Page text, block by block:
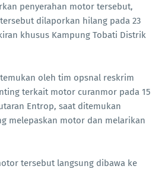
penyerahan motor tersebut,
dilaporkan hilang pada 23
khusus Kampung Tobati Distrik
oleh tim opsnal reskrim
terkait motor curanmor pada 15
Entrop, saat ditemukan
melepaskan motor dan melarikan
tersebut langsung dibawa ke